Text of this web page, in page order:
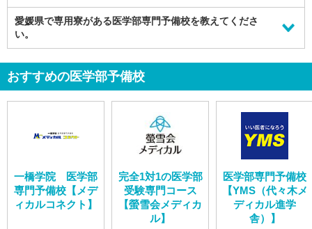
愛媛県では、下記のような個別指導の医学部専門予備校がおすすめで
す。
河合塾
愛媛県で専用寮がある医学部専門予備校を教えてくださ
い。
愛媛県では、下記のような専用寮がある医学部専門予備校がおすすめ
です。
おすすめの医学部予備校
一橋学院 医学部
専門予備校【メデ
ィカルコネクト】
完全1対1の医学部
受験専門コース
【螢雪会メディカ
ル】
医学部専門予備校
【YMS（代々木メ
ディカル進学
舎）】